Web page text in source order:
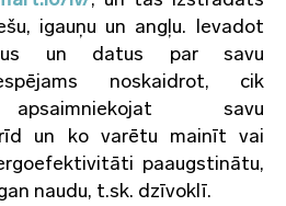
igauņu un angļu. Ievadot
un datus par savu
noskaidrot, cik
savu
un ko varētu mainīt vai
paaugstinātu,
naudu, t.sk. dzīvoklī.